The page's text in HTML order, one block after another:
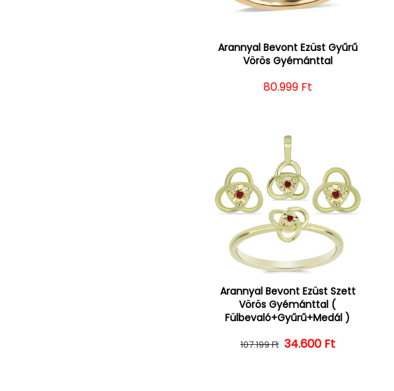
Arannyal Bevont Ezüst Gyűrű
Vörös Gyémánttal
Normál ár
80.999 Ft
Arannyal Bevont Ezüst Szett
Vörös Gyémánttal (
Fülbevaló+Gyűrű+Medál )
Normál ár
107.199 Ft Kedvezményes ár
34.600 Ft